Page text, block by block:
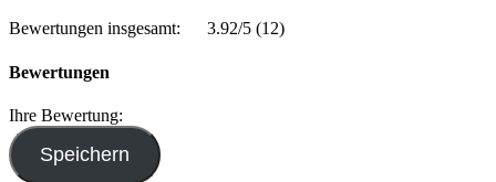
Bewertungen insgesamt: 3.92/5 (12)
Bewertungen
Ihre Bewertung: